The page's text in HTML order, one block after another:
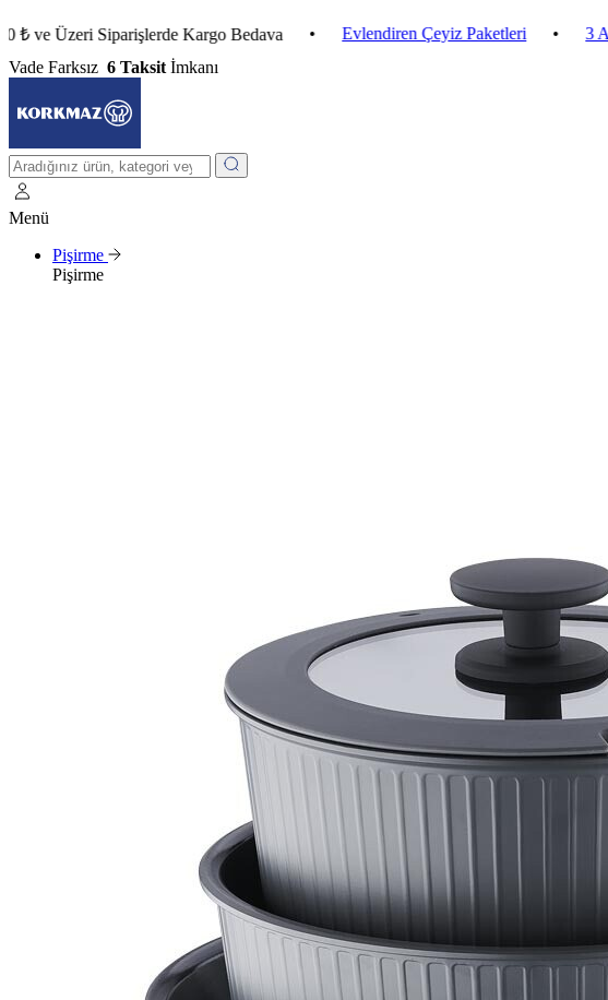
Siparişlerde Kargo Bedava • Evlendiren Çeyiz Paketleri • 3 Al 2 Öde
Vade Farksız 6 Taksit İmkanı
Menü
Pişirme
Pişirme